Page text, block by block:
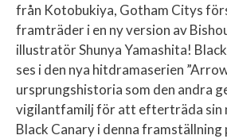
från Kotobukiya, Gotham Citys
framträder i en ny version av
illustratör Shunya Yamashita!
ses i den nya hitdramaserien
ursprungshistoria som den andra
vigilantfamilj för att efterträda sin
Black Canary i denna